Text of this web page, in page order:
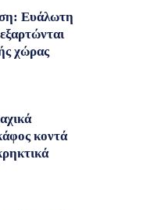
Ευάλωτη
χώρας
κοντά